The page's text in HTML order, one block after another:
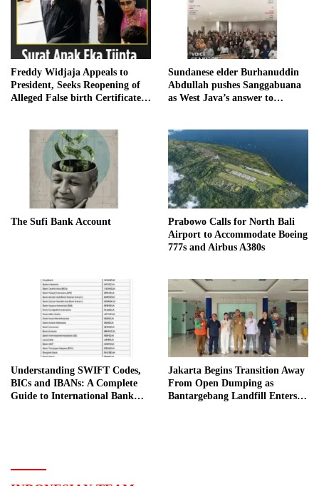
Freddy Widjaja Appeals to
President, Seeks Reopening of
Alleged False birth Certificate
Sundanese elder Burhanuddin
Abdullah pushes Sanggabuana
as West Java’s answer to
The Sufi Bank Account
Prabowo Calls for North Bali
Airport to Accommodate Boeing
777s and Airbus A380s
Understanding SWIFT Codes,
BICs and IBANs: A Complete
Guide to International Bank
Jakarta Begins Transition Away
From Open Dumping as
Bantargebang Landfill Enters